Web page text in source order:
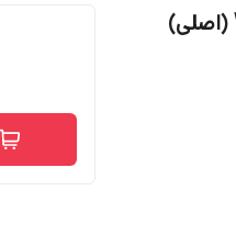
اسپیکر سولار برند WUF مدل W23 ‏(اصلی)